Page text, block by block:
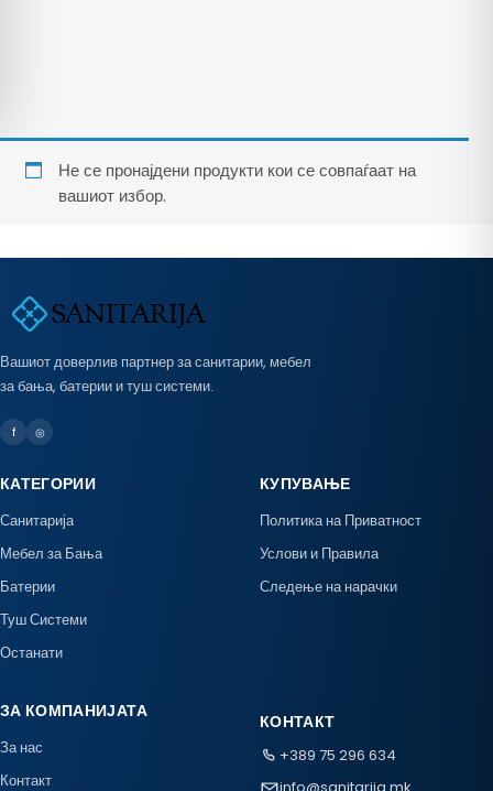
Не се пронајдени продукти кои се совпаѓаат на
вашиот избор.
Вашиот доверлив партнер за санитарии, мебел
за бања, батерии и туш системи.
f ◎
КАТЕГОРИИ
Санитарија
Мебел за Бања
Батерии
Туш Системи
Останати
КУПУВАЊЕ
Политика на Приватност
Услови и Правила
Следење на нарачки
ЗА КОМПАНИЈАТА
За нас
Контакт
КОНТАКТ
+389 75 296 634